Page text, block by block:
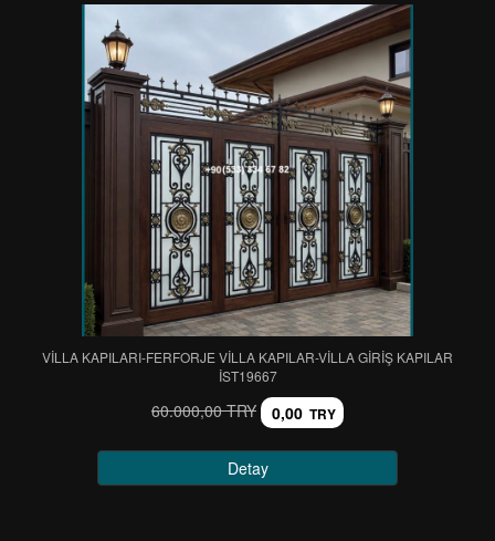
VİLLA KAPILARI-FERFORJE VİLLA KAPILAR-VİLLA GİRİŞ KAPILAR
IST19667
60.000,00 TRY 0,00 TRY
Detay